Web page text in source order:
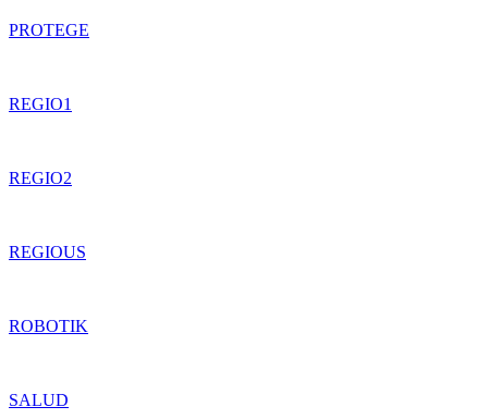
PROTEGE
REGIO1
REGIO2
REGIOUS
ROBOTIK
SALUD